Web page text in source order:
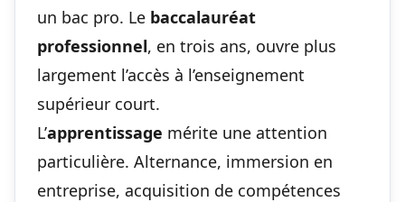
un bac pro. Le baccalauréat
professionnel, en trois ans, ouvre plus
largement l’accès à l’enseignement
supérieur court.
L’apprentissage mérite une attention
particulière. Alternance, immersion en
entreprise, acquisition de compétences